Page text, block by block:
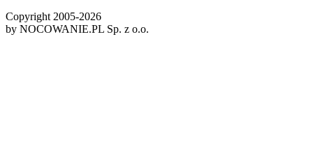
Copyright 2005-2026
by NOCOWANIE.PL Sp. z o.o.